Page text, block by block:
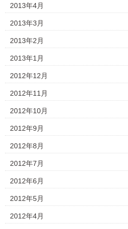
2013年4月
2013年3月
2013年2月
2013年1月
2012年12月
2012年11月
2012年10月
2012年9月
2012年8月
2012年7月
2012年6月
2012年5月
2012年4月